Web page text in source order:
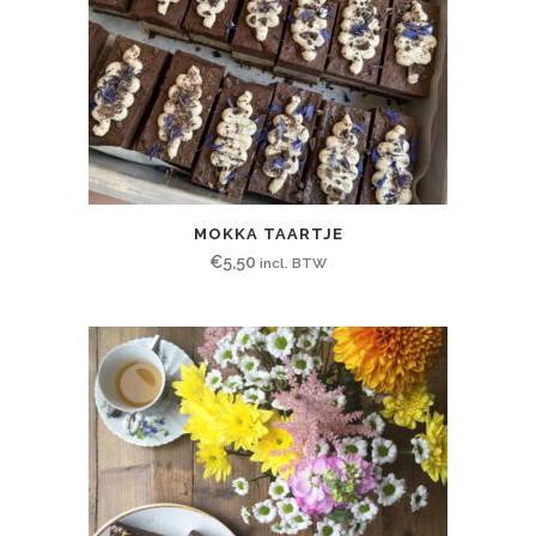
MOKKA TAARTJE
€5,50 incl. BTW